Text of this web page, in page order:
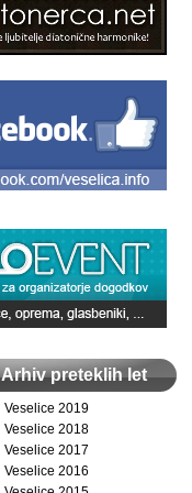
Arhiv preteklih let
Veselice 2019
Veselice 2018
Veselice 2017
Veselice 2016